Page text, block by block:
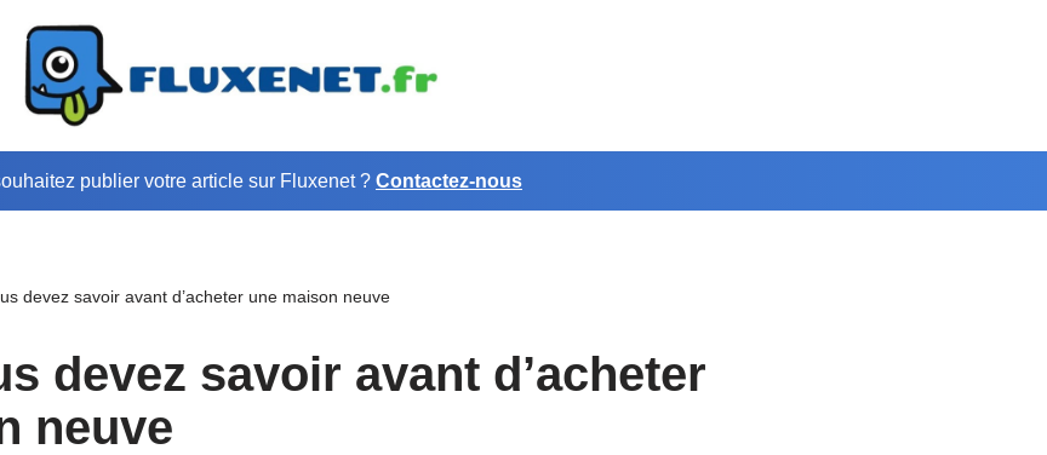
publier votre article sur Fluxenet ? Contactez-nous
devez savoir avant d’acheter une maison neuve
devez savoir avant d’acheter
neuve